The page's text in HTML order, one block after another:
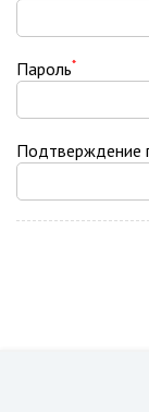
Пароль*
Подтверждение